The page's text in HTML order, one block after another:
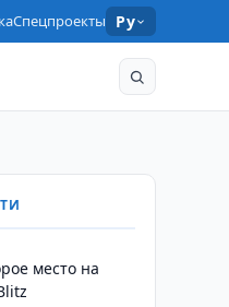
Спецпроекты Ру
место на